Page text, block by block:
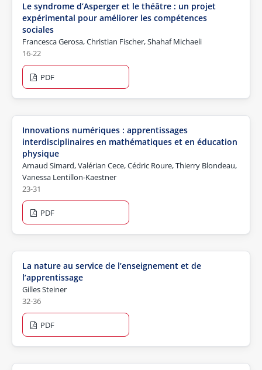
Le syndrome d’Asperger et le théâtre : un projet
expérimental pour améliorer les compétences
sociales
Francesca Gerosa, Christian Fischer, Shahaf Michaeli
16-22
PDF
Innovations numériques : apprentissages
interdisciplinaires en mathématiques et en éducation
physique
Arnaud Simard, Valérian Cece, Cédric Roure, Thierry Blondeau,
Vanessa Lentillon-Kaestner
23-31
PDF
La nature au service de l’enseignement et de
l’apprentissage
Gilles Steiner
32-36
PDF